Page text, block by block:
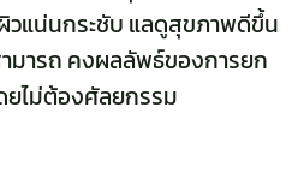
วแน่นกระชับ แลดูสุขภาพดีขึ้น
มารถ คงผลลัพธ์ของการยก
ยไม่ต้องศัลยกรรม